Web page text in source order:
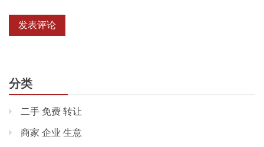
分类
二手 免费 转让
商家 企业 生意